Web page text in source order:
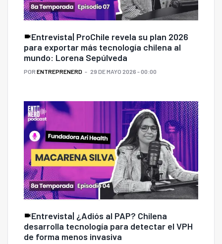
Entrevista| ProChile revela su plan 2026
para exportar más tecnología chilena al
mundo: Lorena Sepúlveda
POR ENTREPRENERD 29 DE MAYO 2026 - 00:00
Entrevista| ¿Adiós al PAP? Chilena
desarrolla tecnología para detectar el VPH
de forma menos invasiva